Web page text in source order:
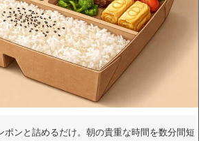
ポンと詰めるだけ。朝の貴重な時間を数分間短